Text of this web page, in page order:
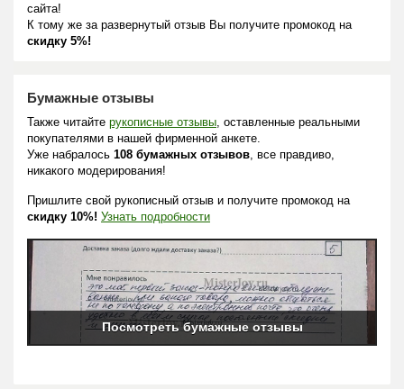
сайта!
К тому же за развернутый отзыв Вы получите промокод на
скидку 5%!
Бумажные отзывы
Также читайте рукописные отзывы, оставленные реальными
покупателями в нашей фирменной анкете.
Уже набралось 108 бумажных отзывов, все правдиво,
никакого модерирования!
Пришлите свой рукописный отзыв и получите промокод на
скидку 10%! Узнать подробности
Посмотреть бумажные отзывы